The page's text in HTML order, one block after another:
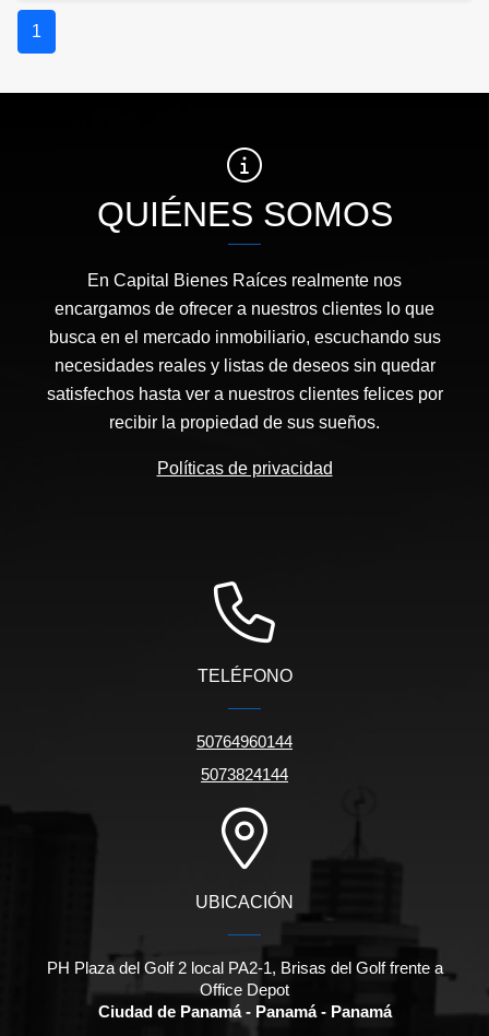
1
QUIÉNES SOMOS
En Capital Bienes Raíces realmente nos
encargamos de ofrecer a nuestros clientes lo que
busca en el mercado inmobiliario, escuchando sus
necesidades reales y listas de deseos sin quedar
satisfechos hasta ver a nuestros clientes felices por
recibir la propiedad de sus sueños.
Políticas de privacidad
TELÉFONO
50764960144
5073824144
UBICACIÓN
PH Plaza del Golf 2 local PA2-1, Brisas del Golf frente a
Office Depot
Ciudad de Panamá - Panamá - Panamá